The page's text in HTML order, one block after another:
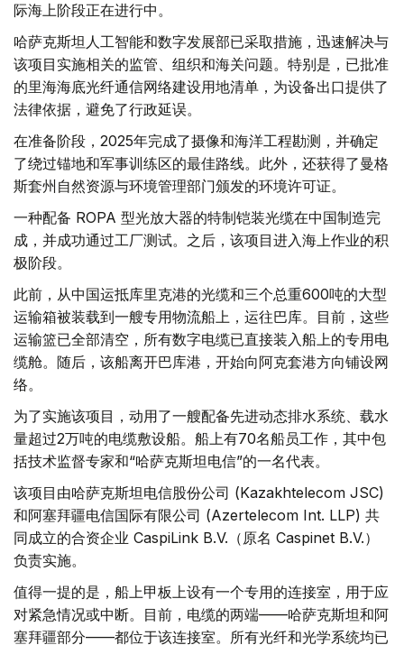
际海上阶段正在进行中。
哈萨克斯坦人工智能和数字发展部已采取措施，迅速解决与
该项目实施相关的监管、组织和海关问题。特别是，已批准
的里海海底光纤通信网络建设用地清单，为设备出口提供了
法律依据，避免了行政延误。
在准备阶段，2025年完成了摄像和海洋工程勘测，并确定
了绕过锚地和军事训练区的最佳路线。此外，还获得了曼格
斯套州自然资源与环境管理部门颁发的环境许可证。
一种配备 ROPA 型光放大器的特制铠装光缆在中国制造完
成，并成功通过工厂测试。之后，该项目进入海上作业的积
极阶段。
此前，从中国运抵库里克港的光缆和三个总重600吨的大型
运输箱被装载到一艘专用物流船上，运往巴库。目前，这些
运输篮已全部清空，所有数字电缆已直接装入船上的专用电
缆舱。随后，该船离开巴库港，开始向阿克套港方向铺设网
络。
为了实施该项目，动用了一艘配备先进动态排水系统、载水
量超过2万吨的电缆敷设船。船上有70名船员工作，其中包
括技术监督专家和“哈萨克斯坦电信”的一名代表。
该项目由哈萨克斯坦电信股份公司 (Kazakhtelecom JSC)
和阿塞拜疆电信国际有限公司 (Azertelecom Int. LLP) 共
同成立的合资企业 CaspiLink B.V.（原名 Caspinet B.V.）
负责实施。
值得一提的是，船上甲板上设有一个专用的连接室，用于应
对紧急情况或中断。目前，电缆的两端——哈萨克斯坦和阿
塞拜疆部分——都位于该连接室。所有光纤和光学系统均已